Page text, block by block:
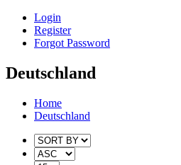
Login
Register
Forgot Password
Deutschland
Home
Deutschland